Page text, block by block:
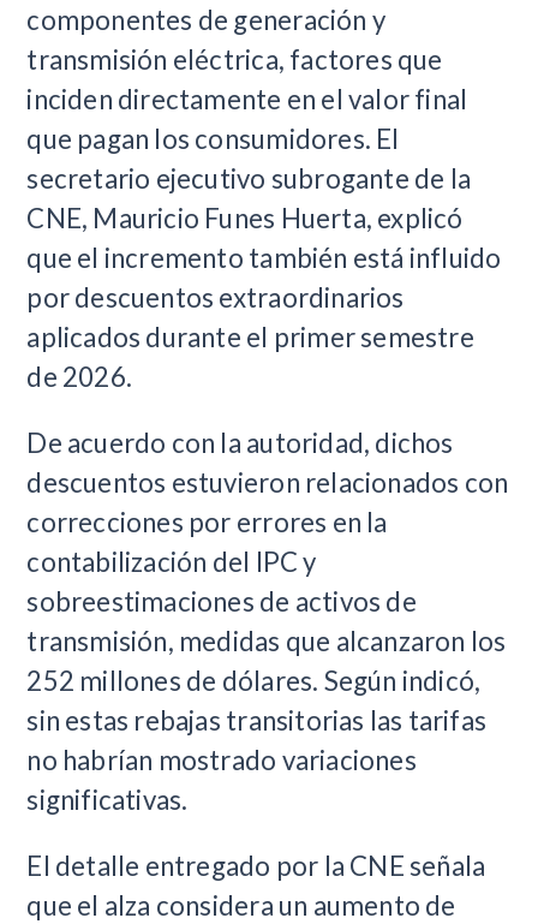
componentes de generación y
transmisión eléctrica, factores que
inciden directamente en el valor final
que pagan los consumidores. El
secretario ejecutivo subrogante de la
CNE, Mauricio Funes Huerta, explicó
que el incremento también está influido
por descuentos extraordinarios
aplicados durante el primer semestre
de 2026.
De acuerdo con la autoridad, dichos
descuentos estuvieron relacionados con
correcciones por errores en la
contabilización del IPC y
sobreestimaciones de activos de
transmisión, medidas que alcanzaron los
252 millones de dólares. Según indicó,
sin estas rebajas transitorias las tarifas
no habrían mostrado variaciones
significativas.
El detalle entregado por la CNE señala
que el alza considera un aumento de